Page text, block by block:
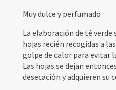
Muy dulce y perfumado
La elaboración de té verde
hojas recién recogidas a
golpe de calor para evitar
Las hojas se dejan
desecación y adquieren su